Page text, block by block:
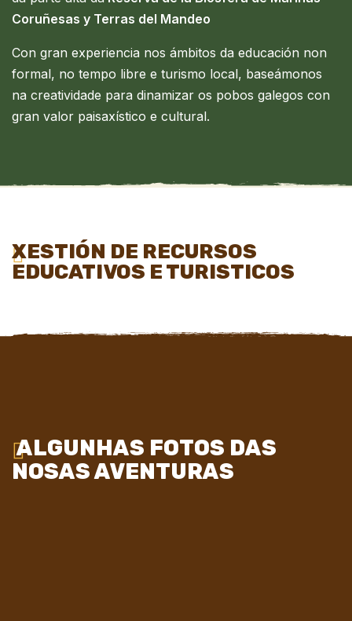
Coruñesas y Terras del Mandeo
Con gran experiencia nos ámbitos da educación non
formal, no tempo libre e turismo local, baseámonos
na creatividade para dinamizar os pobos galegos con
gran valor paisaxístico e cultural.
XESTIÓN DE RECURSOS
EDUCATIVOS E TURISTICOS
ALGUNHAS FOTOS DAS
NOSAS AVENTURAS